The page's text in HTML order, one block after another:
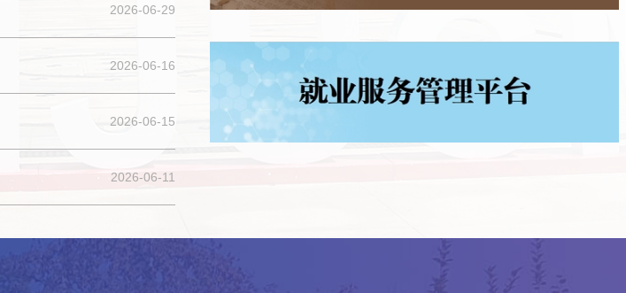
2026-06-29
2026-06-16
2026-06-15
2026-06-11